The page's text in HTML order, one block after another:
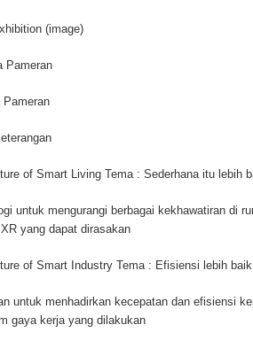
(image)
Pameran
Pameran
of Smart Living Tema : Sederhana itu lebih
untuk mengurangi berbagai kekhawatiran di
yang dapat dirasakan
of Smart Industry Tema : Efisiensi lebih baik
untuk menhadirkan kecepatan dan efisiensi
gaya kerja yang dilakukan